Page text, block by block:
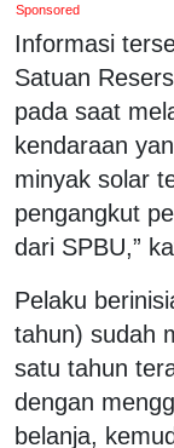
Sponsored
Informasi
Satuan
pada saat
kendaraan
minyak solar
pengangkut
dari SPBU,”
Pelaku
tahun) sudah
satu tahun
dengan
belanja,